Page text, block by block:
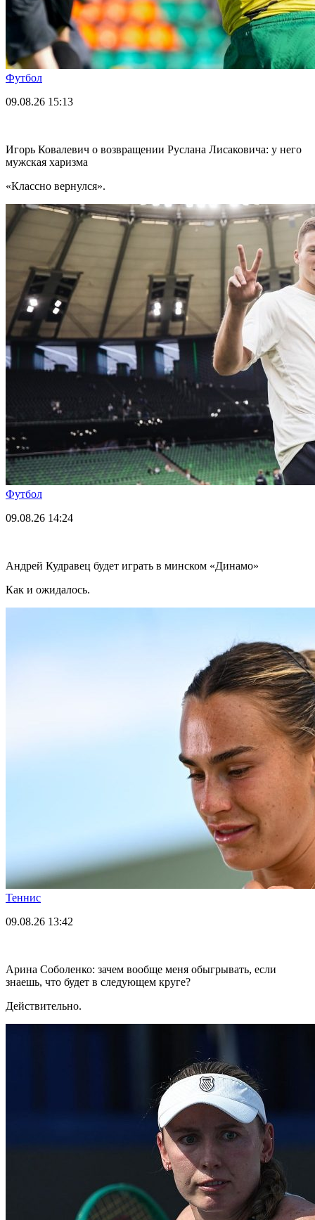
Футбол
09.08.26 15:13
Игорь Ковалевич о возвращении Руслана Лисаковича: у него
мужская харизма
«Классно вернулся».
Футбол
09.08.26 14:24
Андрей Кудравец будет играть в минском «Динамо»
Как и ожидалось.
Теннис
09.08.26 13:42
Арина Соболенко: зачем вообще меня обыгрывать, если
знаешь, что будет в следующем круге?
Действительно.